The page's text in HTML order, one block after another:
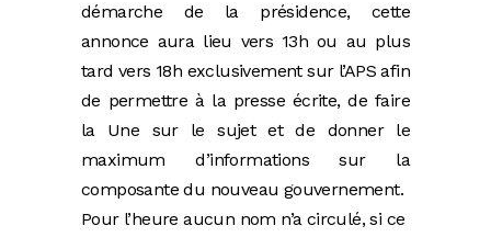
démarche de la présidence, cette
annonce aura lieu vers 13h ou au plus
tard vers 18h exclusivement sur l’APS afin
de permettre à la presse écrite, de faire
la Une sur le sujet et de donner le
maximum d’informations sur la
composante du nouveau gouvernement.
Pour l’heure aucun nom n’a circulé, si ce